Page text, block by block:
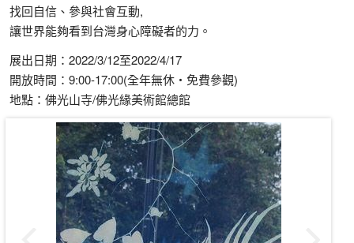
找回自信、參與社會互動,
讓世界能夠看到台灣身心障礙者的力。
展出日期：2022/3/12至2022/4/17
開放時間：9:00-17:00(全年無休‧免費參觀)
地點：佛光山寺/佛光緣美術館總館